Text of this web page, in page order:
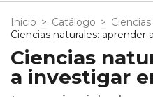
Inicio > Catálogo >
Ciencias naturales: aprender
Ciencias
a investigar